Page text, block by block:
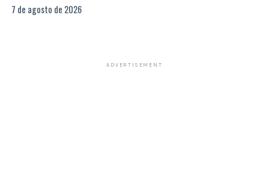
7 de agosto de 2026
ADVERTISEMENT